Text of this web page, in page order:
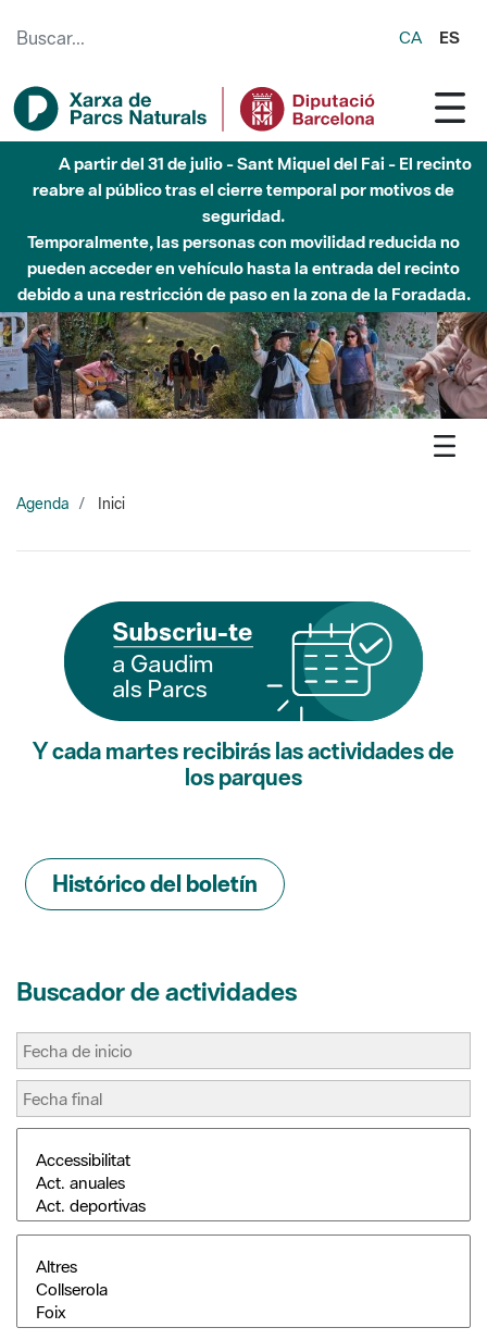
CA ES
Hasta diciembre de 2026 - Parque Fluvial Besós -
Afectaciones en el cauce del Parque Fluvial del Besòs debido
a obras de construcción de una pasarela sobre el río
Agenda Inici
Y cada martes recibirás las actividades de
los parques
Buscador de actividades